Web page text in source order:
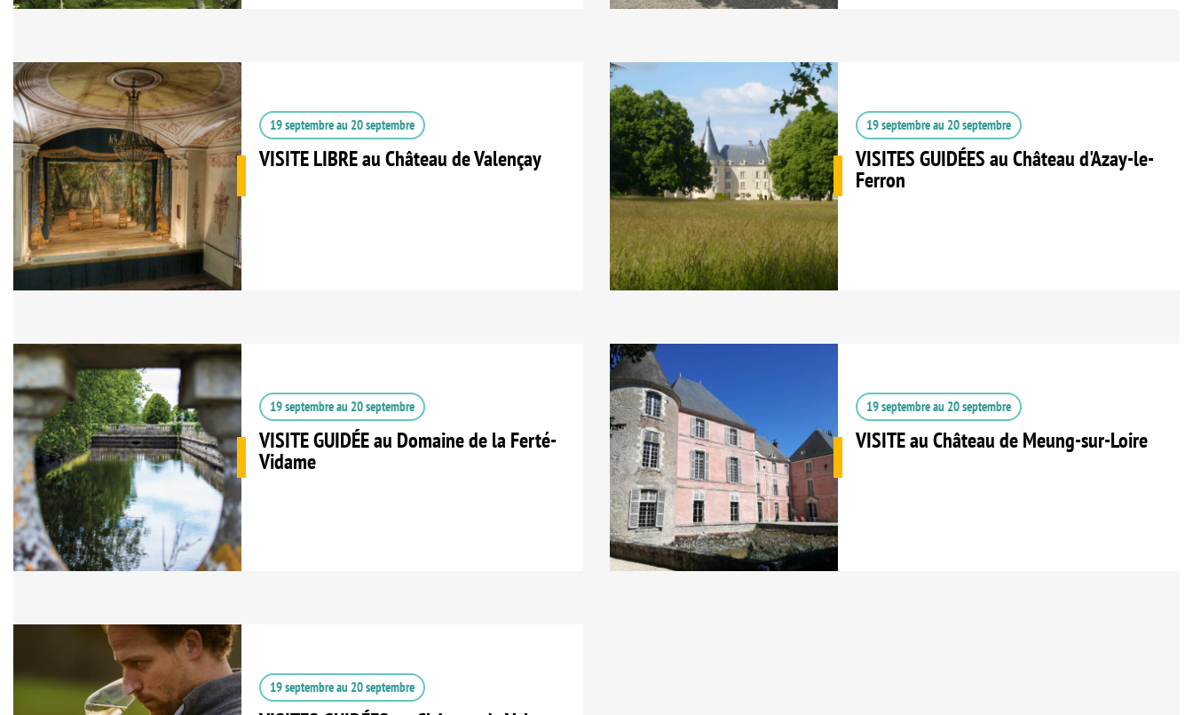
19 septembreau 20 septembre
VISITE LIBRE au Château de Valençay
19 septembreau 20 septembre
VISITES GUIDÉES au Château d'Azay-le-
Ferron
19 septembreau 20 septembre
VISITE GUIDÉE au Domaine de la Ferté-
Vidame
19 septembreau 20 septembre
VISITE au Château de Meung-sur-Loire
19 septembreau 20 septembre